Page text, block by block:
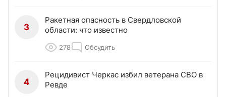
3
Ракетная опасность в Свердловской
области: что известно
278 Обсудить
4
Рецидивист Черкас избил ветерана СВО в
Ревде